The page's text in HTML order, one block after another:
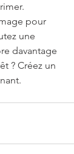
pour
une
davantage
? Créez un